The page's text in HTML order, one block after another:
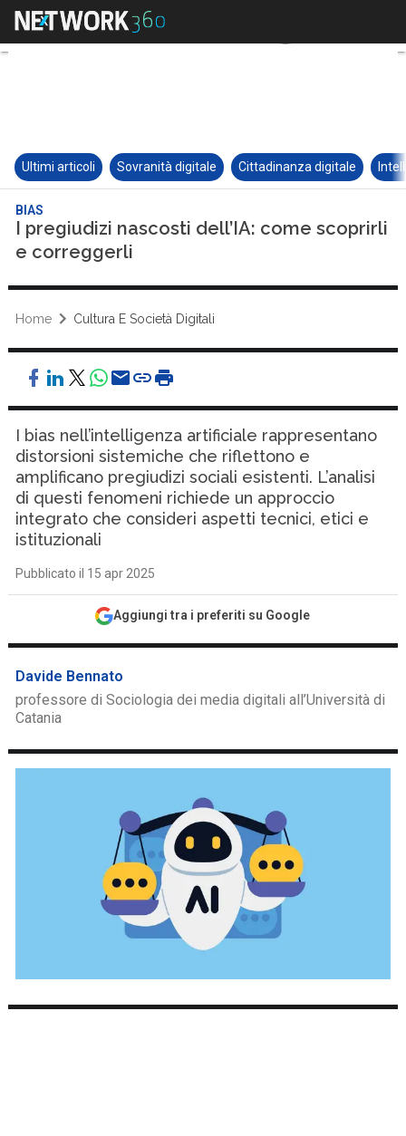
Ultimi articoli Sovranità digitale Cittadinanza digitale
BIAS
I pregiudizi nascosti dell’IA: come scoprirli
e correggerli
Home Cultura E Società Digitali
I bias nell’intelligenza artificiale rappresentano
distorsioni sistemiche che riflettono e
amplificano pregiudizi sociali esistenti. L’analisi
di questi fenomeni richiede un approccio
integrato che consideri aspetti tecnici, etici e
istituzionali
Pubblicato il 15 apr 2025
Aggiungi tra i preferiti su Google
Davide Bennato
professore di Sociologia dei media digitali all’Università di
Catania